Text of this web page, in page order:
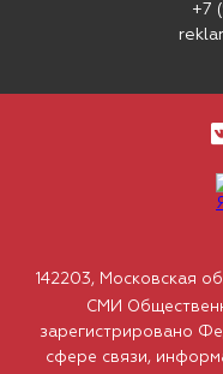
+7
142203, Московская
СМИ
зарегистрировано
сфере связи,